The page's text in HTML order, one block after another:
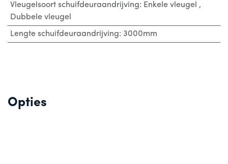
Vleugelsoort schuifdeuraandrijving: Enkele vleugel ,
Dubbele vleugel
Lengte schuifdeuraandrijving: 3000mm
Opties